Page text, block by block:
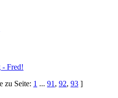
- Fred!
zu Seite: 1 ... 91 , 92, 93 ]